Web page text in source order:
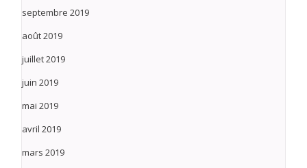
septembre 2019
août 2019
juillet 2019
juin 2019
mai 2019
avril 2019
mars 2019